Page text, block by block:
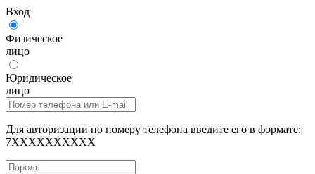
Вход
Физическое
лицо
Юридическое
лицо
Для авторизации по номеру телефона введите его в формате:
7XXXXXXXXXX